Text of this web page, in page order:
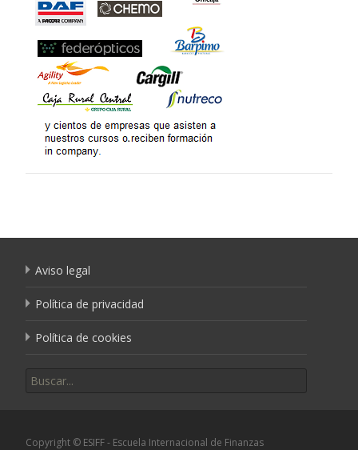
Aviso legal
Política de privacidad
Política de cookies
Copyright © ESIFF - Escuela Internacional de Finanzas